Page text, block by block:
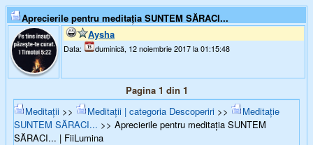
Aprecierile pentru meditația SUNTEM SĂRACI...
Aysha
Data: duminică, 12 noiembrie 2017 la 01:15:48
Pagina 1 din 1
Meditații >> Meditații | categoria Descoperiri >>
Meditație
SUNTEM SĂRACI... >> Aprecierile pentru meditația SUNTEM
SĂRACI... | FiiLumina